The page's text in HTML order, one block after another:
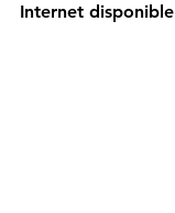
Internet disponible